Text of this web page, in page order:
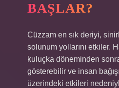
BAŞLAR?
Cüzzam en sık deriyi,
solunum yollarını etkiler.
kuluçka döneminden
gösterebilir ve insan
üzerindeki etkileri